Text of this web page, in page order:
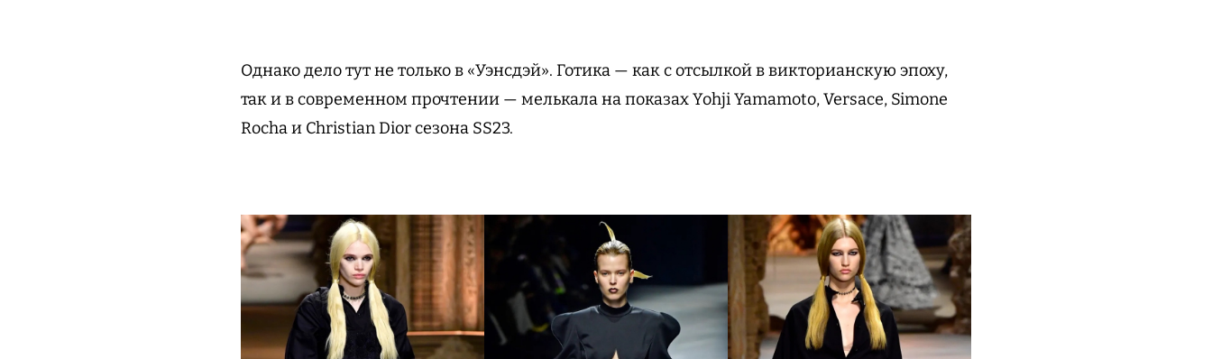
Однако дело тут не только в «Уэнсдэй». Готика — как с отсылкой в викторианскую эпоху,
так и в современном прочтении — мелькала на показах Yohji Yamamoto, Versace, Simone
Rocha и Christian Dior сезона SS23.